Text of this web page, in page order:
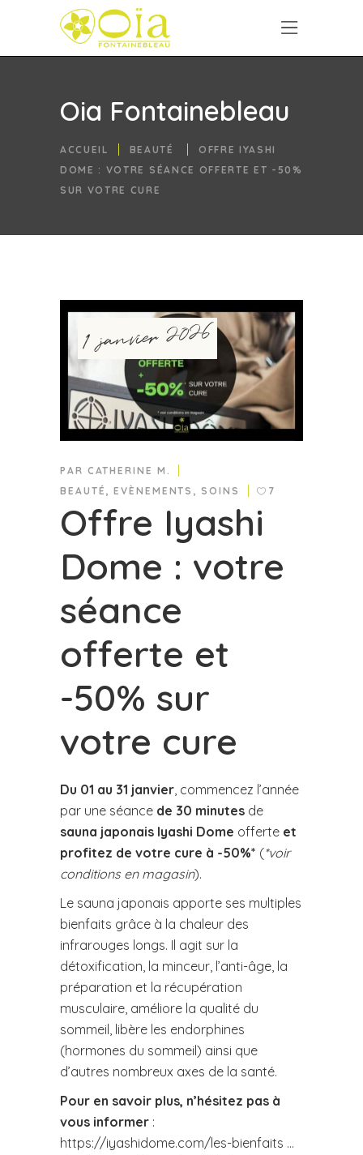
Oia Fontainebleau
ACCUEIL BEAUTÉ
OFFRE IYASHI
DOME : VOTRE SÉANCE OFFERTE ET -50%
SUR VOTRE CURE
1 janvier 2026
PAR CATHERINE M.
BEAUTÉ ,EVÈNEMENTS ,SOINS 7
Offre Iyashi
Dome : votre
séance
offerte et
-50% sur
votre cure
Du 01 au 31 janvier, commencez l’année
par une séance de 30 minutes de
sauna japonais Iyashi Dome offerte et
profitez de votre cure à -50%* (*voir
conditions en magasin).
Le sauna japonais apporte ses multiples
bienfaits grâce à la chaleur des
infrarouges longs. Il agit sur la
détoxification, la minceur, l’anti-âge, la
préparation et la récupération
musculaire, améliore la qualité du
sommeil, libère les endorphines
(hormones du sommeil) ainsi que
d’autres nombreux axes de la santé.
Pour en savoir plus, n’hésitez pas à
vous informer :
https://iyashidome.com/les-bienfaits …